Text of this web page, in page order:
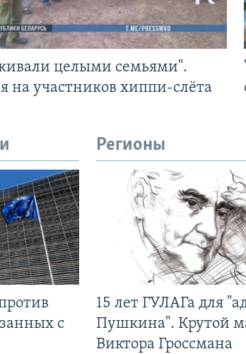
целыми семьями".
на участников хиппи-слёта
с
Регионы
15 лет ГУЛАГа для
Пушкина". Крутой
Виктора Гроссмана